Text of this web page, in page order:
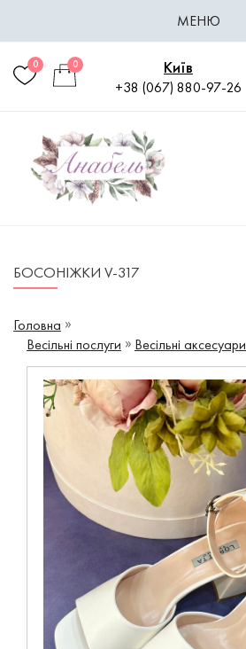
МЕНЮ
Київ
+38 (067) 880-97-26
0 0
БОСОНІЖКИ V-317
Головна
Весільні послуги
Весільні аксесуари